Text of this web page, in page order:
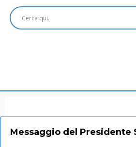
Messaggio del Presidente